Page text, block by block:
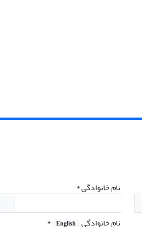
نام خانوادگی*
نام خانوادگی English
*